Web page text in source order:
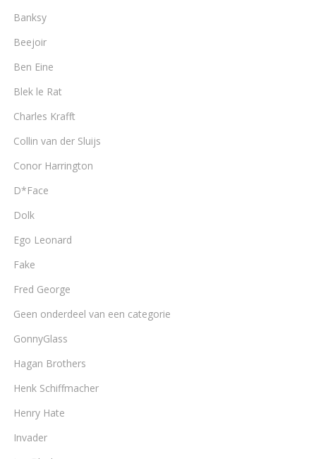
Banksy
Beejoir
Ben Eine
Blek le Rat
Charles Krafft
Collin van der Sluijs
Conor Harrington
D*Face
Dolk
Ego Leonard
Fake
Fred George
Geen onderdeel van een categorie
GonnyGlass
Hagan Brothers
Henk Schiffmacher
Henry Hate
Invader